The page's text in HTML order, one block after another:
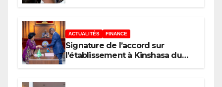
ACTUALITÉS FINANCE
Signature de l’accord sur
l’établissement à Kinshasa du